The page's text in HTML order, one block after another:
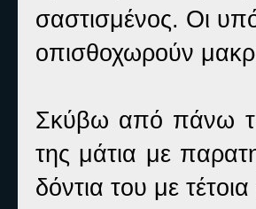
σαστισμένος. Οι
οπισθοχωρούν
Σκύβω από πάνω
της μάτια με
δόντια του με